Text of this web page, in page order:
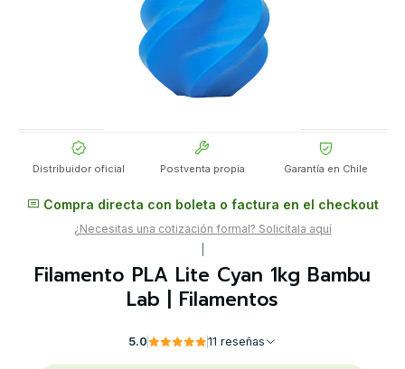
Distribuidor oficial Postventa propia Garantía en Chile
Compra directa con boleta o factura en el checkout
¿Necesitas una cotización formal? Solicítala aquí
Filamento PLA Lite Cyan 1kg Bambu
Lab | Filamentos
5.0 11 reseñas